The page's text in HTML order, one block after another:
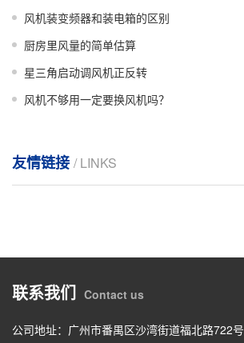
风机装变频器和装电箱的区别
厨房里风量的简单估算
星三角启动调风机正反转
风机不够用一定要换风机吗？
友情链接 / LINKS
联系我们 Contact us
公司地址：广州市番禺区沙湾街道福北路722号